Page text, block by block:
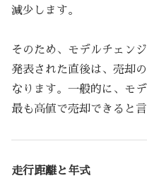
減少します。
そのため、モデルチェン
発表された直後は、売却
なります。一般的に、モ
最も高値で売却できると
走行距離と年式